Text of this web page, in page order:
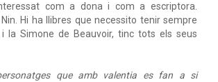
com a dona i com a escriptora.
Hi ha llibres que necessito tenir sempre
la Simone de Beauvoir, tinc tots els seus
que amb valentia es fan a si